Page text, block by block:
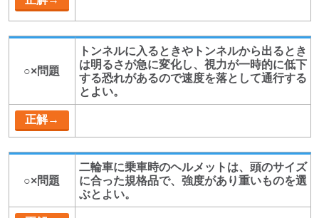
○×問題
トンネルに入るときやトンネルから出るとき
は明るさが急に変化し、視力が一時的に低下
する恐れがあるので速度を落として通行する
とよい。
○×問題
二輪車に乗車時のヘルメットは、頭のサイズ
に合った規格品で、強度があり重いものを選
ぶとよい。